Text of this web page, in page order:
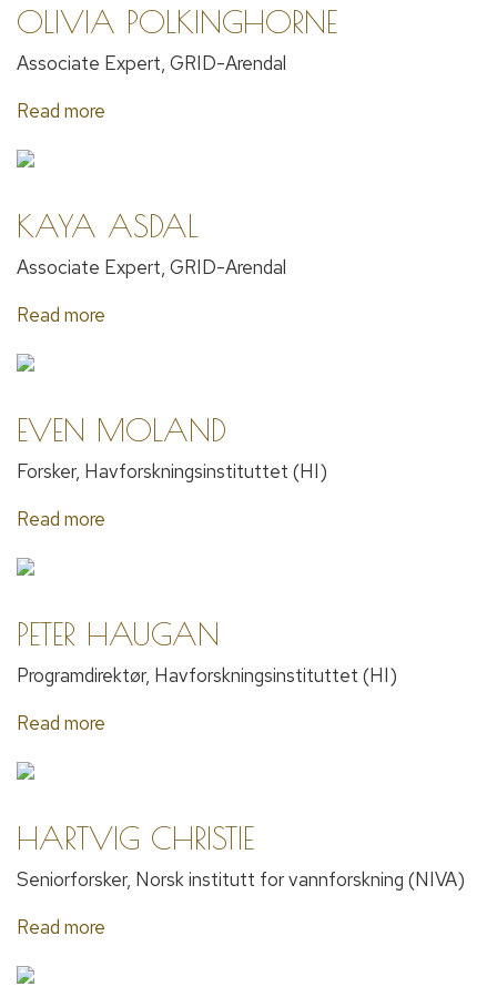
OLIVIA POLKINGHORNE
Associate Expert, GRID-Arendal
Read more
KAYA ASDAL
Associate Expert, GRID-Arendal
Read more
EVEN MOLAND
Forsker, Havforskningsinstituttet (HI)
Read more
PETER HAUGAN
Programdirektør, Havforskningsinstituttet (HI)
Read more
HARTVIG CHRISTIE
Seniorforsker, Norsk institutt for vannforskning (NIVA)
Read more